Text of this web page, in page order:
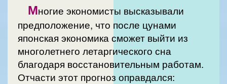
Многие экономисты высказывали
предположение, что после цунами
японская экономика сможет выйти из
многолетнего летаргического сна
благодаря восстановительным работам.
Отчасти этот прогноз оправдался: